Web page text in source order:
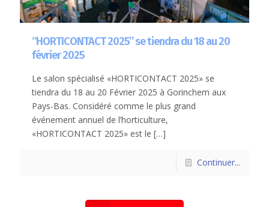
“HORTICONTACT 2025” se tiendra du 18 au 20
février 2025
Le salon spécialisé «HORTICONTACT 2025» se
tiendra du 18 au 20 Février 2025 à Gorinchem aux
Pays-Bas. Considéré comme le plus grand
événement annuel de l’horticulture,
«HORTICONTACT 2025» est le […]
Continuer...